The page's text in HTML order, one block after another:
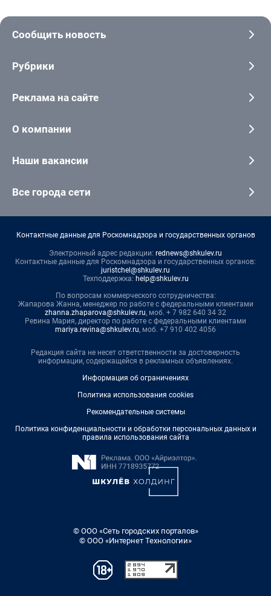
Сообщить новость
Рубрики
Реклама на сайте
О компании
Наши вакансии
Все города сети
Контактные данные для Роскомнадзора и государственных органов
Электронный адрес редакции: rednews@shkulev.ru
Контактные данные для Роскомнадзора и государственных органов:
juristchel@shkulev.ru
Техподдержка: help@shkulev.ru
По вопросам коммерческого сотрудничества:
Жапарова Жанна, менеджер по работе с федеральными клиентами
zhanna.zhaparova@shkulev.ru, моб. + 7 982 640 34 32
Ревина Мария, директор по работе с федеральными клиентами
mariya.revina@shkulev.ru, моб. +7 910 402 4056
Редакция сайта не несет ответственности за достоверность
информации, содержащейся в рекламных объявлениях.
Информация об ограничениях
Политика использования cookies
Рекомендательные системы
Политика конфиденциальности и обработки персональных данных и
правила использования сайта
© ООО «Сеть городских порталов»
© ООО «Интернет Технологии»